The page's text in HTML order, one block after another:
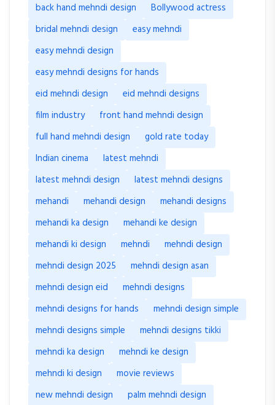
back hand mehndi design
Bollywood actress
bridal mehndi design
easy mehndi
easy mehndi design
easy mehndi designs for hands
eid mehndi design
eid mehndi designs
film industry
front hand mehndi design
full hand mehndi design
gold rate today
Indian cinema
latest mehndi
latest mehndi design
latest mehndi designs
mehandi
mehandi design
mehandi designs
mehandi ka design
mehandi ke design
mehandi ki design
mehndi
mehndi design
mehndi design 2025
mehndi design asan
mehndi design eid
mehndi designs
mehndi designs for hands
mehndi design simple
mehndi designs simple
mehndi designs tikki
mehndi ka design
mehndi ke design
mehndi ki design
movie reviews
new mehndi design
palm mehndi design